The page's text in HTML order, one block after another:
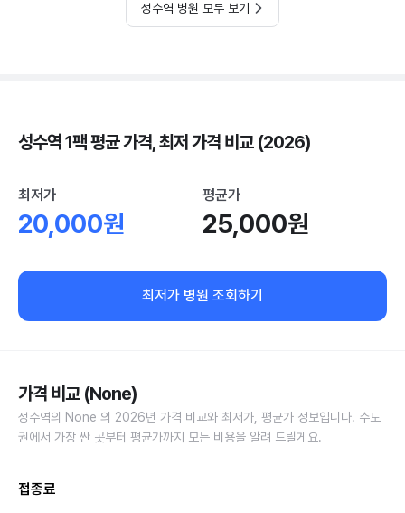
성수역 병원 모두 보기
성수역 1팩 평균 가격, 최저 가격 비교 (2026)
최저가
20,000원
평균가
25,000원
최저가 병원 조회하기
가격 비교 (None)
성수역의 None 의 2026년 가격 비교와 최저가, 평균가 정보입니다. 수도
권에서 가장 싼 곳부터 평균가까지 모든 비용을 알려 드릴게요.
접종료